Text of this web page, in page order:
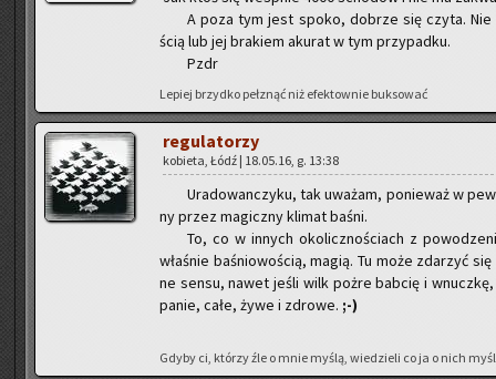
A poza tym jest spoko, do­brze się czyta.
ścią lub jej bra­kiem aku­rat w tym przy­pad­ku.
Pzdr
Le­piej brzyd­ko peł­znąć niż efek­tow­nie buk­so­wać
re­gu­la­to­rzy
ko­bie­ta, Łódź | 18.05.16, g. 13:38
Ura­do­wan­czy­ku, tak uwa­żam, po­nie­waż w
ny przez ma­gicz­ny kli­mat baśni.
To, co w in­nych oko­licz­no­ściach z
wła­śnie ba­śnio­wo­ścią, magią. Tu może zda­rzyć
ne sensu, nawet jeśli wilk pożre bab­cię i
panie, całe, żywe i zdro­we. ;-)
Gdyby ci, któ­rzy źle o mnie myślą, wie­dzie­li co ja o nich